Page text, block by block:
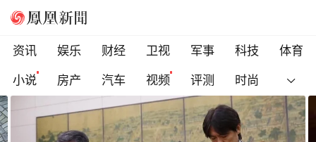
资讯 娱乐 财经 卫视 军事 科技
体育
小说
房产 汽车 视频 评测 时尚